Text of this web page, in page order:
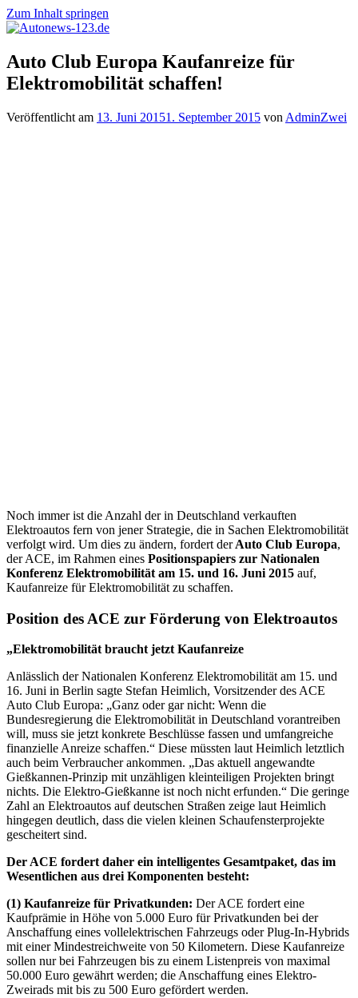
Zum Inhalt springen
Autonews-
123.de
Autonews
mit
Charme
Auto Club Europa Kaufanreize für
Elektromobilität schaffen!
Veröffentlicht am 13. Juni 20151. September 2015 von AdminZwei
Noch immer ist die Anzahl der in Deutschland verkauften
Elektroautos fern von jener Strategie, die in Sachen Elektromobilität
verfolgt wird. Um dies zu ändern, fordert derAuto Club Europa,
der ACE, im Rahmen eines Positionspapiers zur Nationalen
Konferenz Elektromobilität am 15. und 16. Juni 2015 auf,
Kaufanreize für Elektromobilität zu schaffen.
Position des ACE zur Förderung von Elektroautos
„Elektromobilität braucht jetzt Kaufanreize
Anlässlich der Nationalen Konferenz Elektromobilität am 15. und
16. Juni in Berlin sagte Stefan Heimlich, Vorsitzender des ACE
Auto Club Europa: „Ganz oder gar nicht: Wenn die
Bundesregierung die Elektromobilität in Deutschland vorantreiben
will, muss sie jetzt konkrete Beschlüsse fassen und umfangreiche
finanzielle Anreize schaffen.“ Diese müssten laut Heimlich letztlich
auch beim Verbraucher ankommen. „Das aktuell angewandte
Gießkannen-Prinzip mit unzähligen kleinteiligen Projekten bringt
nichts. Die Elektro-Gießkanne ist noch nicht erfunden.“ Die geringe
Zahl an Elektroautos auf deutschen Straßen zeige laut Heimlich
hingegen deutlich, dass die vielen kleinen Schaufensterprojekte
gescheitert sind.
Der ACE fordert daher ein intelligentes Gesamtpaket, das im
Wesentlichen aus drei Komponenten besteht:
(1) Kaufanreize für Privatkunden: Der ACE fordert eine
Kaufprämie in Höhe von 5.000 Euro für Privatkunden bei der
Anschaffung eines vollelektrischen Fahrzeugs oder Plug-In-Hybrids
mit einer Mindestreichweite von 50 Kilometern. Diese Kaufanreize
sollen nur bei Fahrzeugen bis zu einem Listenpreis von maximal
50.000 Euro gewährt werden; die Anschaffung eines Elektro-
Zweirads mit bis zu 500 Euro gefördert werden.